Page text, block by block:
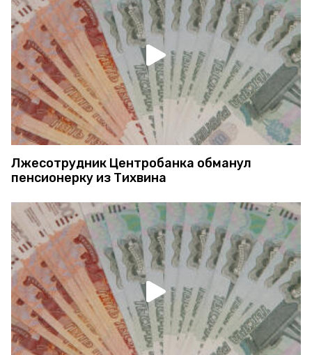
Лжесотрудник Центробанка обманул
пенсионерку из Тихвина